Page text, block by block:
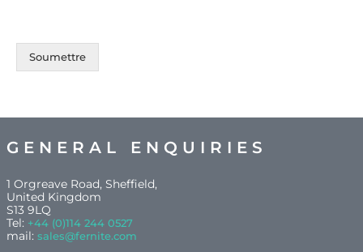
Soumettre
GENERAL ENQUIRIES
1 Orgreave Road, Sheffield,
United Kingdom
S13 9LQ
Tel: +44 (0)114 244 0527
mail: sales@fernite.com